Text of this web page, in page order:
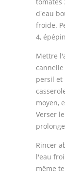
d'eau
froide.
4,
Mettre
persil et
moyen,
Verser
Rincer
l'eau
même